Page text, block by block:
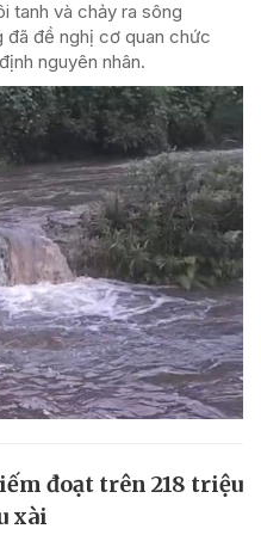
tanh và chảy ra sông
đã đề nghị cơ quan chức
nguyên nhân.
đoạt trên 218 triệu
xài